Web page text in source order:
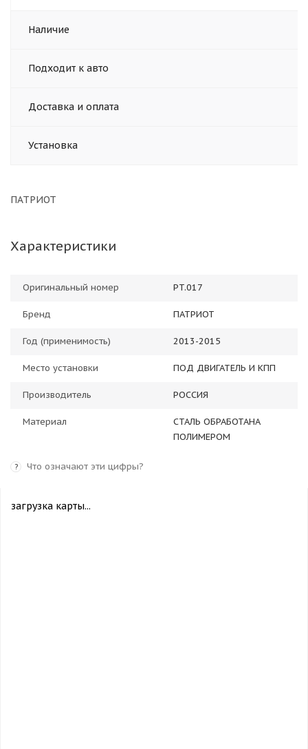
Наличие
Подходит к авто
Доставка и оплата
Установка
ПАТРИОТ
Характеристики
Оригинальный номер PT.017
Бренд ПАТРИОТ
Год (применимость) 2013-2015
Место установки ПОД ДВИГАТЕЛЬ И КПП
Производитель РОССИЯ
Материал
СТАЛЬ ОБРАБОТАНА
ПОЛИМЕРОМ
? Что означают эти цифры?
загрузка карты...